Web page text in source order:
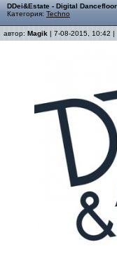
DDei&Estate - Digital
Категория: Techno
автор: Magik | 7-08-2015, 10:42 |